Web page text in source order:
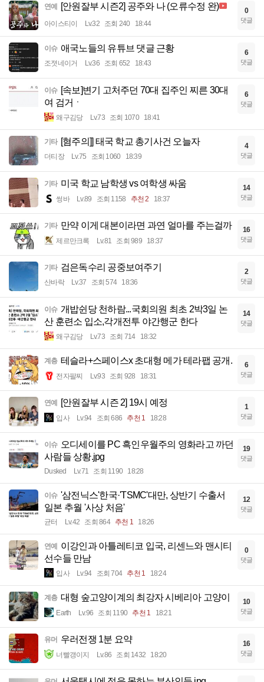
연예 [안원잘부 시즌2] 공주와 나 (오류수정 완)
아이스티이 Lv.32 조회 240 18:44
0
댓글
이슈 애국노들의 유튜브 댓글 근황
조졋네이거 Lv.36 조회 652 18:43
6
댓글
이슈 [속보]변기 고처주던 70대 집주인 찌른 30대
여 검거ㆍ
왜구김당 Lv.73 조회 1070 18:41
6
댓글
기타 [혐주의]] 태국 학교 총기사건 오늘자
더티장 Lv.75 조회 1060 18:39
4
댓글
기타 미국 학교 남학생 vs 여학생 싸움
썽바 Lv.89 조회 1158 추천 2 18:37
14
댓글
기타 만약 이게 대본이라면 과연 얼마를 주는걸까
제르만크록 Lv.81 조회 989 18:37
16
댓글
기타 검은독수리 공중보여주기
산바락 Lv.37 조회 574 18:36
2
댓글
이슈 개밥쉰당 천하람...국회의원 최초 2박3일 논
산 훈련소 입소,각개전투 야간행군 한다
왜구김당 Lv.73 조회 714 18:32
14
댓글
계층 테슬라+스페이스x 초대형 메가 테라팹 공개.
전자팔찌 Lv.93 조회 928 18:31
6
댓글
연예 [안원잘부 시즌 2] 19시 예정
입사 Lv.94 조회 686 추천 1 18:28
1
댓글
이슈 오디세이를 PC 흑인우월주의 영화라고 까던
사람들 상황.jpg
Dusked Lv.71 조회 1190 18:28
19
댓글
이슈 '삼전닉스'한국·'TSMC'대만, 상반기 수출서
일본 추월 '사상 처음'
균터 Lv.42 조회 864 추천 1 18:26
12
댓글
연예
이강인과 아틀레티코 입국, 리센느와 맨시티
선수들 만남
입사 Lv.94 조회 704 추천 1 18:24
0
댓글
계층 대형 숲고양이계의 최강자 시베리아 고양이
Earth Lv.96 조회 1190 추천 1 18:21
10
댓글
유머 우러전쟁 1분 요약
너빨갱이지 Lv.86 조회 1432 18:20
16
댓글